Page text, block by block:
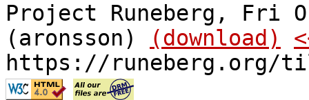
Project Runeberg, Fri
(aronsson)
(download)
https://runeberg.org/